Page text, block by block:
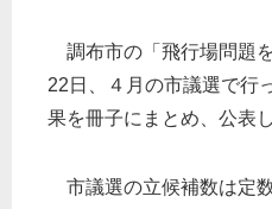
調布市の「飛行場問題
22日、４月の市議選で行
果を冊子にまとめ、公表
市議選の立候補数は定